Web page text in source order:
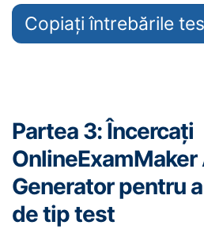
Copiați întrebările
Partea 3: Încercați
Generator pentru
de tip test